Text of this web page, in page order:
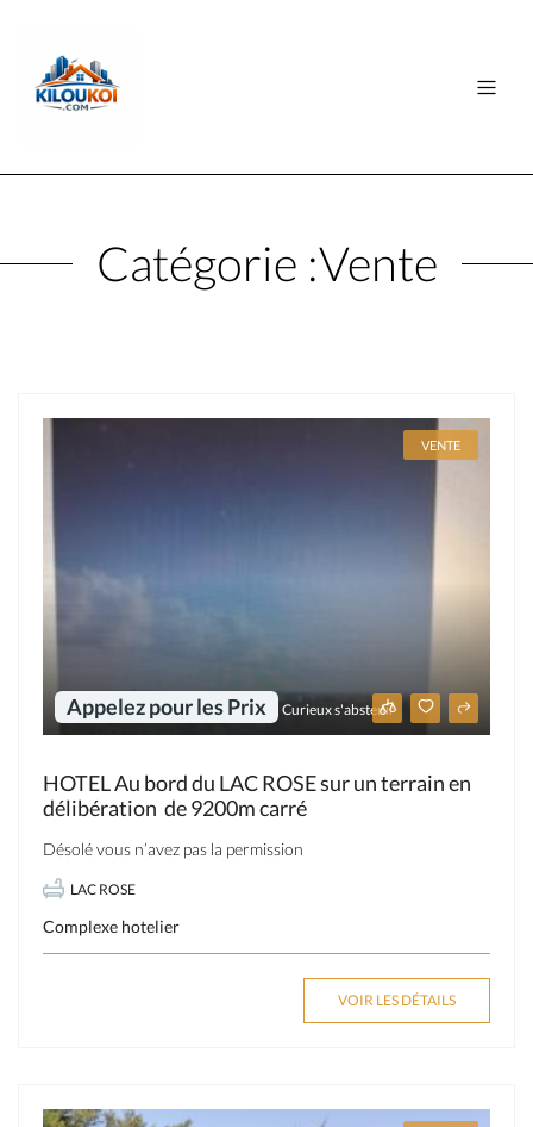
Catégorie :Vente
VENTE
Appelez pour les Prix Curieux s'abstenir
HOTEL Au bord du LAC ROSE sur un terrain en
délibération de 9200m carré
Désolé vous n’avez pas la permission
LAC ROSE
Complexe hotelier
VOIR LES DÉTAILS